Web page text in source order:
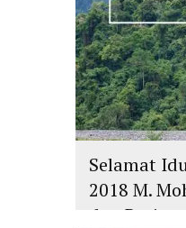
Selamat
2018 M.
dan Batin